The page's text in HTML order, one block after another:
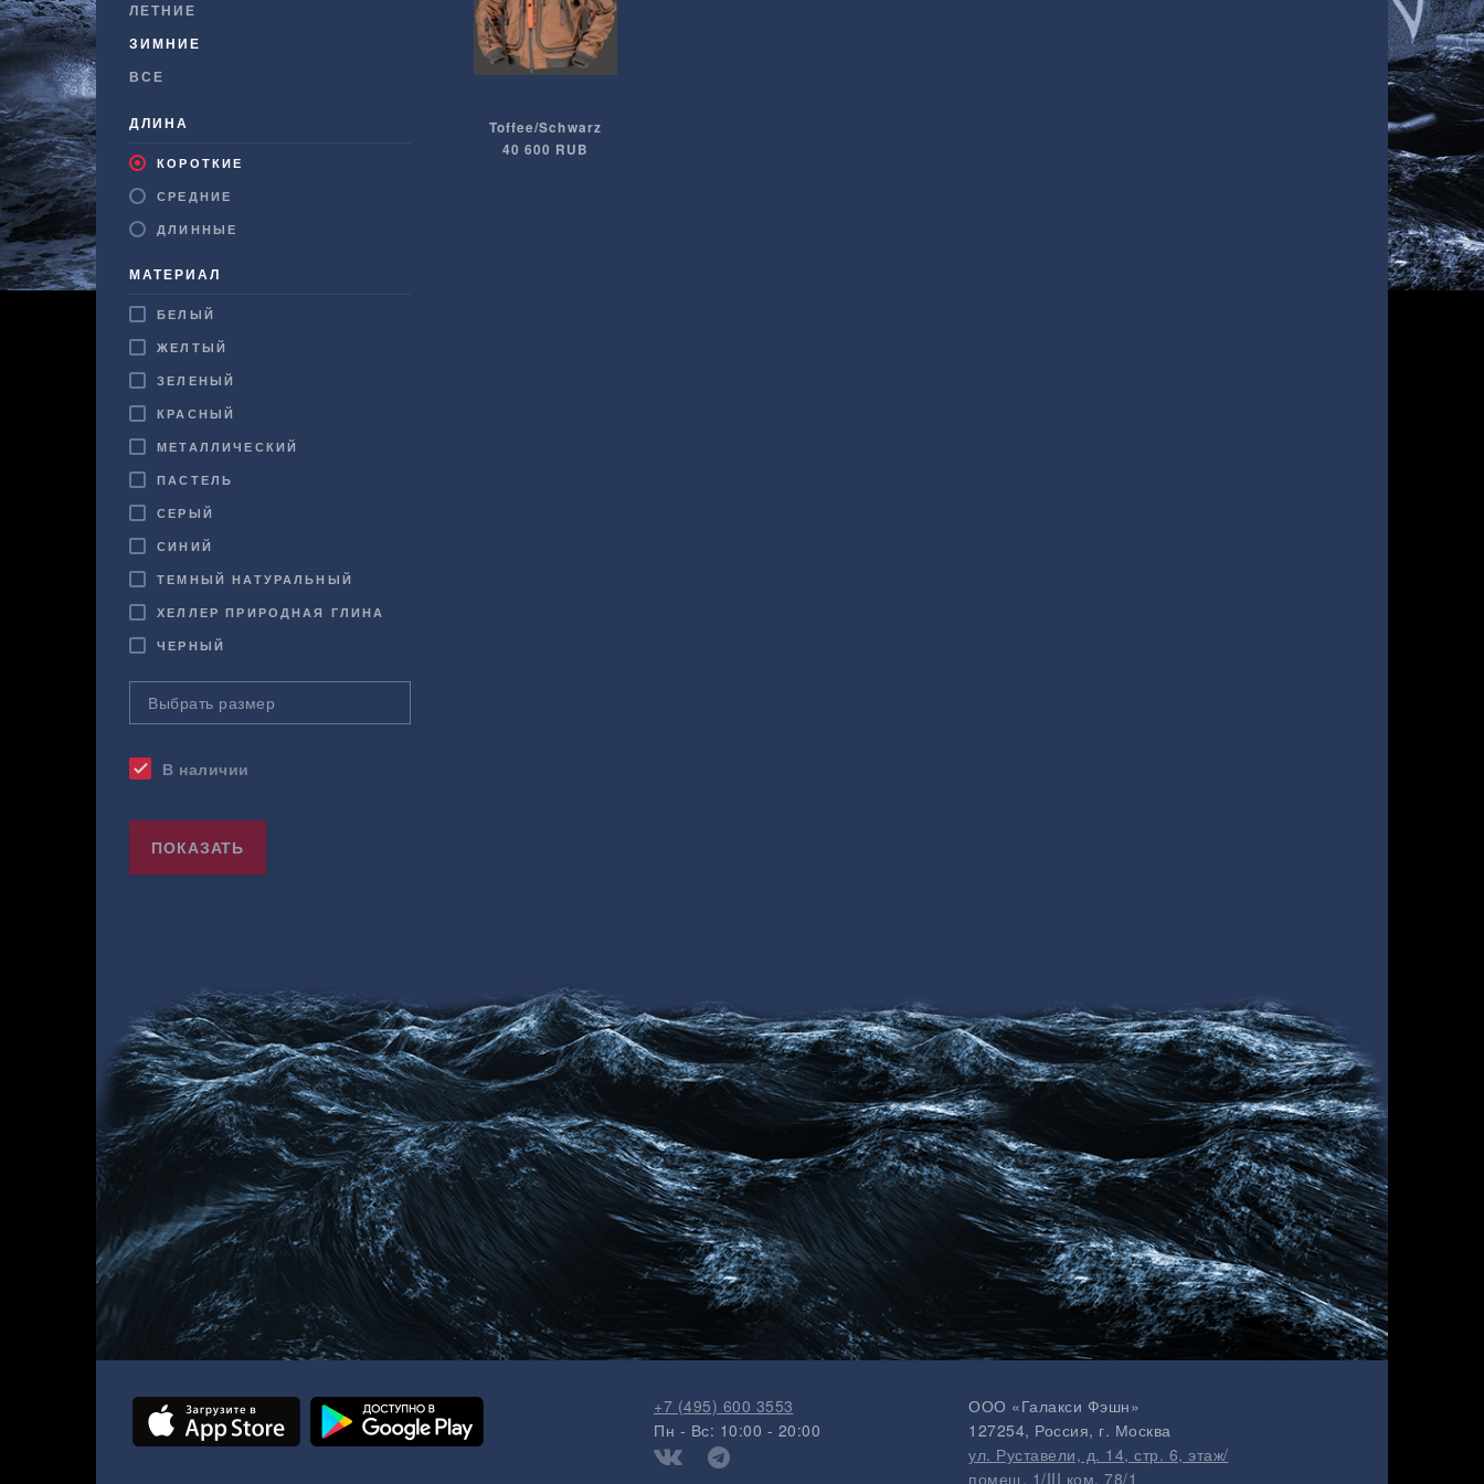
ЛЕТНИЕ
ЗИМНИЕ
ВСЕ
ДЛИНА
КОРОТКИЕ
СРЕДНИЕ
ДЛИННЫЕ
МАТЕРИАЛ
БЕЛЫЙ
ЖЕЛТЫЙ
ЗЕЛЕНЫЙ
КРАСНЫЙ
МЕТАЛЛИЧЕСКИЙ
ПАСТЕЛЬ
СЕРЫЙ
СИНИЙ
ТЕМНЫЙ НАТУРАЛЬНЫЙ
ХЕЛЛЕР ПРИРОДНАЯ ГЛИНА
ЧЕРНЫЙ
check В наличии
ПОКАЗАТЬ
Toffee/Schwarz
40 600 RUB
+7 (495) 600 3553
Пн - Вс: 10:00 - 20:00
ООО «Галакси Фэшн»
127254, Россия, г. Москва
ул. Руставели, д. 14, стр. 6, этаж/
помещ. 1/III ком. 78/1